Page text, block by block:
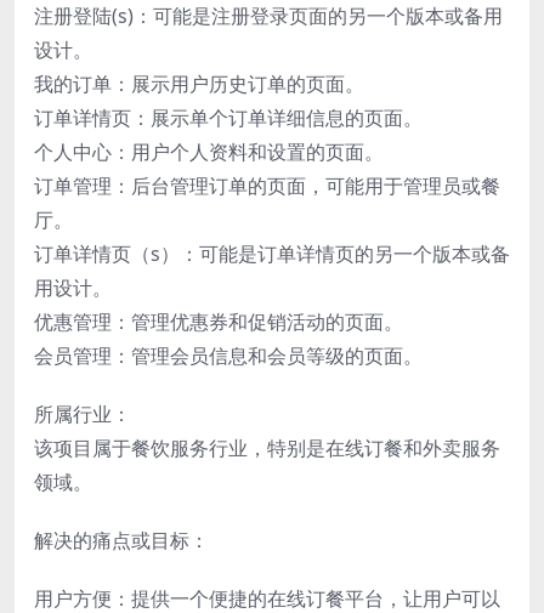
注册登陆(s)：可能是注册登录页面的另一个版本或备用
设计。
我的订单：展示用户历史订单的页面。
订单详情页：展示单个订单详细信息的页面。
个人中心：用户个人资料和设置的页面。
订单管理：后台管理订单的页面，可能用于管理员或餐
厅。
订单详情页（s）：可能是订单详情页的另一个版本或备
用设计。
优惠管理：管理优惠券和促销活动的页面。
会员管理：管理会员信息和会员等级的页面。
所属行业：
该项目属于餐饮服务行业，特别是在线订餐和外卖服务
领域。
解决的痛点或目标：
用户方便：提供一个便捷的在线订餐平台，让用户可以